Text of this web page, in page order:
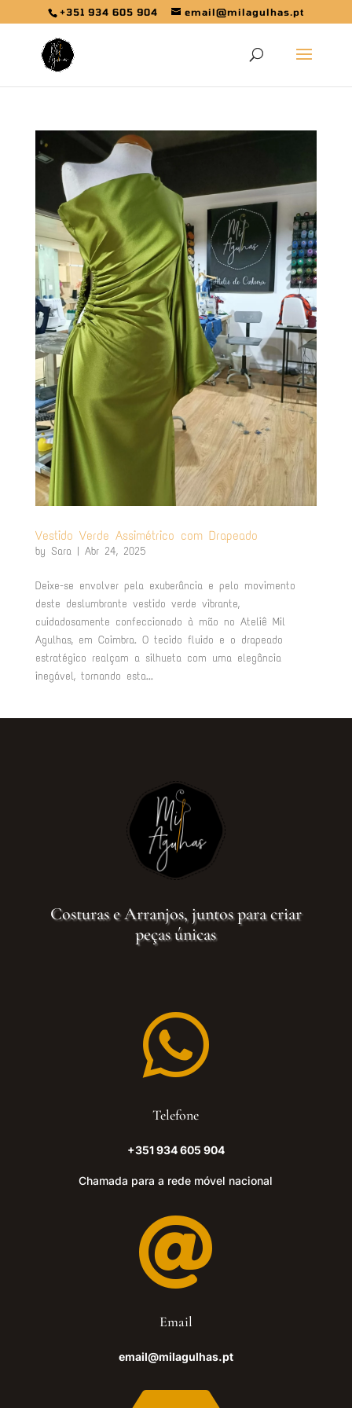
+351 934 605 904 email@milagulhas.pt
Vestido Verde Assimétrico com Drapeado
by Sara| Abr 24, 2025
Deixe-se envolver pela exuberância e pelo movimento
deste deslumbrante vestido verde vibrante,
cuidadosamente confeccionado à mão no Ateliê Mil
Agulhas, em Coimbra. O tecido fluido e o drapeado
estratégico realçam a silhueta com uma elegância
inegável, tornando esta...
Costuras e Arranjos, juntos para criar
peças únicas

Telefone
+351 934 605 904
Chamada para a rede móvel nacional

Email
email@milagulhas.pt